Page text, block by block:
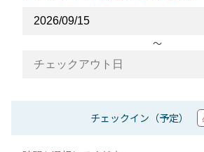
〜
チェックイン（予定）